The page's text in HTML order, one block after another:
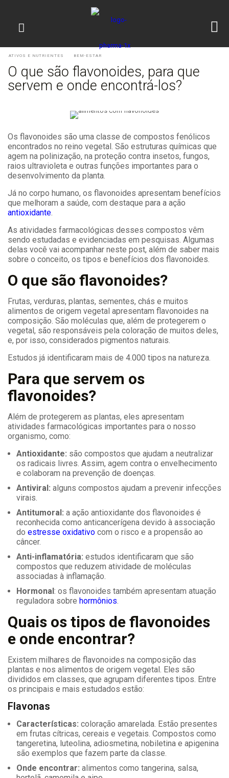
ATIVOS E NUTRIENTES BEM-ESTAR
O que são flavonoides, para que
servem e onde encontrá-los?
Os flavonoides são uma classe de compostos fenólicos
encontrados no reino vegetal. São estruturas químicas que
agem na polinização, na proteção contra insetos, fungos,
raios ultravioleta e outras funções importantes para o
desenvolvimento da planta.
Já no corpo humano, os flavonoides apresentam benefícios
que melhoram a saúde, com destaque para a ação
antioxidante.
As atividades farmacológicas desses compostos vêm
sendo estudadas e evidenciadas em pesquisas. Algumas
delas você vai acompanhar neste post, além de saber mais
sobre o conceito, os tipos e benefícios dos flavonoides.
O que são flavonoides?
Frutas, verduras, plantas, sementes, chás e muitos
alimentos de origem vegetal apresentam flavonoides na
composição. São moléculas que, além de protegerem o
vegetal, são responsáveis pela coloração de muitos deles,
e, por isso, considerados pigmentos naturais.
Estudos já identificaram mais de 4.000 tipos na natureza.
Para que servem os
flavonoides?
Além de protegerem as plantas, eles apresentam
atividades farmacológicas importantes para o nosso
organismo, como:
Antioxidante: são compostos que ajudam a neutralizar
os radicais livres. Assim, agem contra o envelhecimento
e colaboram na prevenção de doenças.
Antiviral: alguns compostos ajudam a prevenir infecções
virais.
Antitumoral: a ação antioxidante dos flavonoides é
reconhecida como anticancerígena devido à associação
do estresse oxidativo com o risco e a propensão ao
câncer.
Anti-inflamatória: estudos identificaram que são
compostos que reduzem atividade de moléculas
associadas à inflamação.
Hormonal: os flavonoides também apresentam atuação
reguladora sobre hormônios.
Quais os tipos de flavonoides
e onde encontrar?
Existem milhares de flavonoides na composição das
plantas e nos alimentos de origem vegetal. Eles são
divididos em classes, que agrupam diferentes tipos. Entre
os principais e mais estudados estão:
Flavonas
Características: coloração amarelada. Estão presentes
em frutas cítricas, cereais e vegetais. Compostos como
tangeretina, luteolina, adiosmetina, nobiletina e apigenina
são exemplos que fazem parte da classe.
Onde encontrar: alimentos como tangerina, salsa,